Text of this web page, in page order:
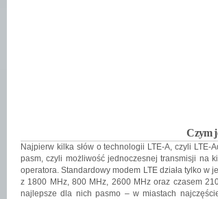
Czym
Najpierw kilka słów o technologii LTE-A, czyli
pasm, czyli możliwość jednoczesnej transmisji na
operatora. Standardowy modem LTE działa tylko w
z 1800 MHz, 800 MHz, 2600 MHz oraz czasem
najlepsze dla nich pasmo – w miastach